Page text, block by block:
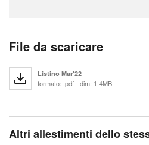
File da scaricare
Listino Mar'22
formato: .pdf - dim: 1.4MB
Altri allestimenti dello